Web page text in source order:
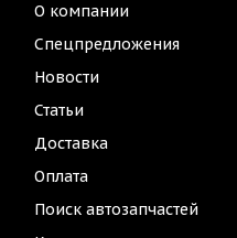
О компании
Спецпредложения
Новости
Статьи
Доставка
Оплата
Поиск автозапчастей